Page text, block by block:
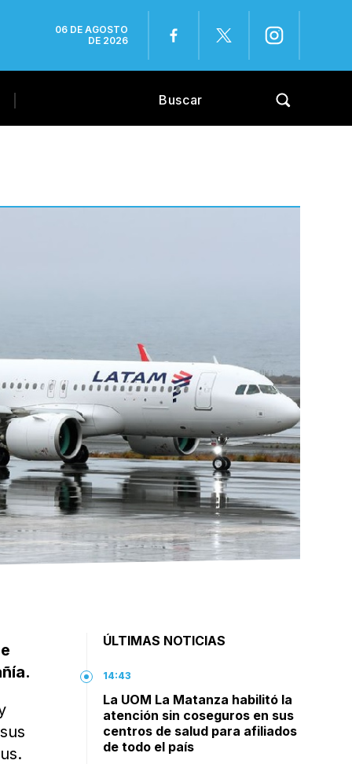
06 DE AGOSTO
DE 2026
ÚLTIMAS NOTICIAS
14:43
La UOM La Matanza habilitó la
atención sin coseguros en sus
centros de salud para afiliados
de todo el país